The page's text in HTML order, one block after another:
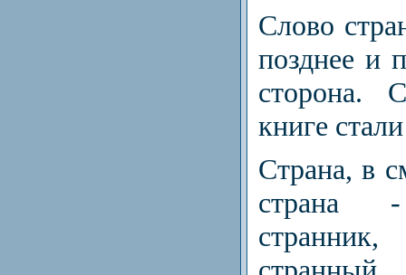
Слово
позднее и
сторона.
книге
Страна, в
страна -